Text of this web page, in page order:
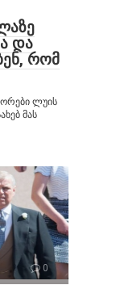
და
რომ
ლუის
მას
0